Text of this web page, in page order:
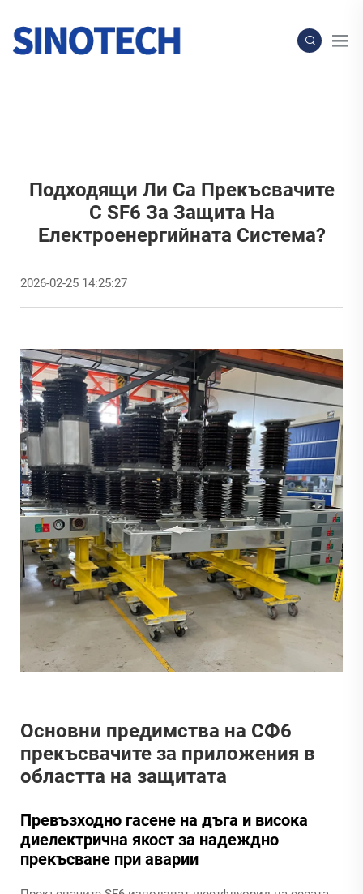
Подходящи Ли Са Прекъсвачите
С SF6 За Защита На
Електроенергийната Система?
2026-02-25 14:25:27
Основни предимства на СФ6
прекъсвачите за приложения в
областта на защитата
Превъзходно гасене на дъга и висока
диелектрична якост за надеждно
прекъсване при аварии